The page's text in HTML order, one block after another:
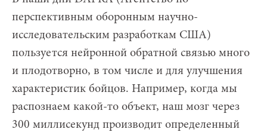
перспективным оборонным научно-
исследовательским разработкам США)
пользуется нейронной обратной связью много
и плодотворно, в том числе и для улучшения
характеристик бойцов. Например, когда мы
распознаем какой-то объект, наш мозг через
300 миллисекунд производит определенный